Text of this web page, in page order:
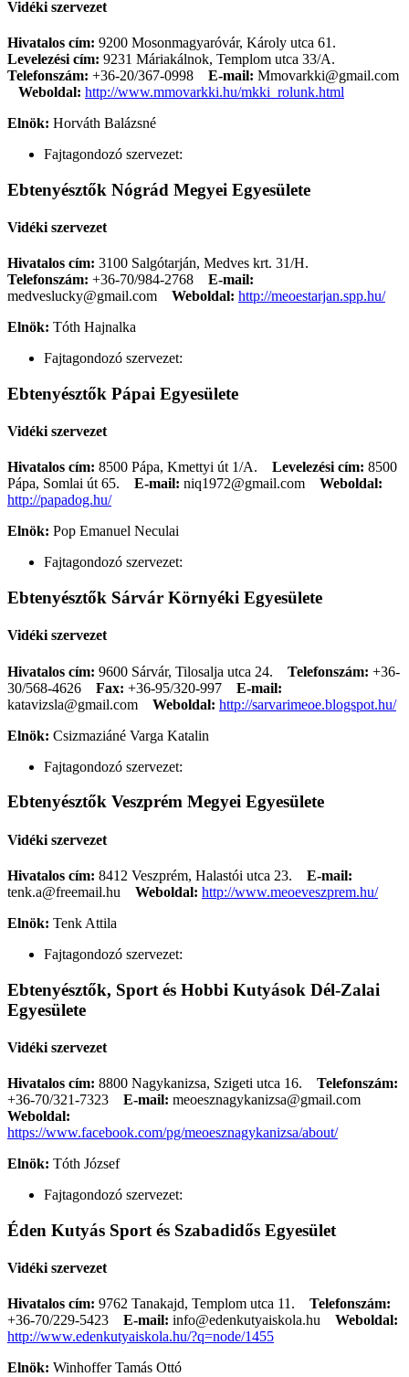
Vidéki szervezet
Hivatalos cím: 9200 Mosonmagyaróvár, Károly utca 61.
Levelezési cím: 9231 Máriakálnok, Templom utca 33/A.
Telefonszám: +36-20/367-0998 E-mail: Mmovarkki@gmail.com
Weboldal: http://www.mmovarkki.hu/mkki_rolunk.html
Elnök: Horváth Balázsné
Fajtagondozó szervezet:
Ebtenyésztők Nógrád Megyei Egyesülete
Vidéki szervezet
Hivatalos cím: 3100 Salgótarján, Medves krt. 31/H.
Telefonszám: +36-70/984-2768
E-mail:
medveslucky@gmail.com
Weboldal: http://meoestarjan.spp.hu/
Elnök: Tóth Hajnalka
Fajtagondozó szervezet:
Ebtenyésztők Pápai Egyesülete
Vidéki szervezet
Hivatalos cím: 8500 Pápa, Kmettyi út 1/A. Levelezési cím: 8500
Pápa, Somlai út 65.
E-mail: niq1972@gmail.com
Weboldal:
http://papadog.hu/
Elnök: Pop Emanuel Neculai
Fajtagondozó szervezet:
Ebtenyésztők Sárvár Környéki Egyesülete
Vidéki szervezet
Hivatalos cím: 9600 Sárvár, Tilosalja utca 24. Telefonszám: +36-
30/568-4626
Fax: +36-95/320-997
E-mail:
katavizsla@gmail.com
Weboldal: http://sarvarimeoe.blogspot.hu/
Elnök: Csizmaziáné Varga Katalin
Fajtagondozó szervezet:
Ebtenyésztők Veszprém Megyei Egyesülete
Vidéki szervezet
Hivatalos cím: 8412 Veszprém, Halastói utca 23. E-mail:
tenk.a@freemail.hu
Weboldal: http://www.meoeveszprem.hu/
Elnök: Tenk Attila
Fajtagondozó szervezet:
Ebtenyésztők, Sport és Hobbi Kutyások Dél-Zalai
Egyesülete
Vidéki szervezet
Hivatalos cím: 8800 Nagykanizsa, Szigeti utca 16. Telefonszám:
+36-70/321-7323
E-mail: meoesznagykanizsa@gmail.com
Weboldal:
https://www.facebook.com/pg/meoesznagykanizsa/about/
Elnök: Tóth József
Fajtagondozó szervezet:
Éden Kutyás Sport és Szabadidős Egyesület
Vidéki szervezet
Hivatalos cím: 9762 Tanakajd, Templom utca 11. Telefonszám:
+36-70/229-5423
E-mail: info@edenkutyaiskola.hu
Weboldal:
http://www.edenkutyaiskola.hu/?q=node/1455
Elnök: Winhoffer Tamás Ottó